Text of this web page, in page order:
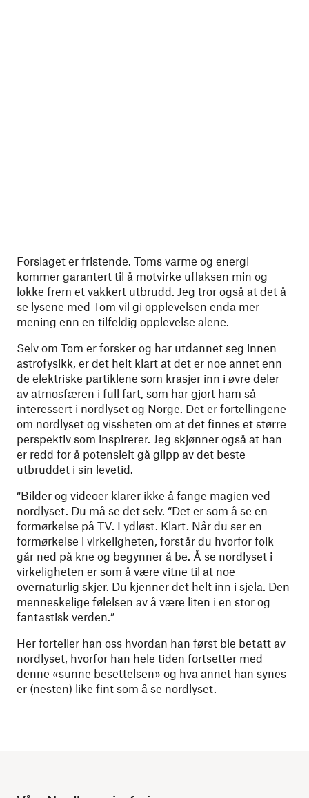
Forslaget er fristende. Toms varme og energi
kommer garantert til å motvirke uflaksen min og
lokke frem et vakkert utbrudd. Jeg tror også at det å
se lysene med Tom vil gi opplevelsen enda mer
mening enn en tilfeldig opplevelse alene.
Selv om Tom er forsker og har utdannet seg innen
astrofysikk, er det helt klart at det er noe annet enn
de elektriske partiklene som krasjer inn i øvre deler
av atmosfæren i full fart, som har gjort ham så
interessert i nordlyset og Norge. Det er fortellingene
om nordlyset og vissheten om at det finnes et større
perspektiv som inspirerer. Jeg skjønner også at han
er redd for å potensielt gå glipp av det beste
utbruddet i sin levetid.
“Bilder og videoer klarer ikke å fange magien ved
nordlyset. Du må se det selv. “Det er som å se en
formørkelse på TV. Lydløst. Klart. Når du ser en
formørkelse i virkeligheten, forstår du hvorfor folk
går ned på kne og begynner å be. Å se nordlyset i
virkeligheten er som å være vitne til at noe
overnaturlig skjer. Du kjenner det helt inn i sjela. Den
menneskelige følelsen av å være liten i en stor og
fantastisk verden.”
Her forteller han oss hvordan han først ble betatt av
nordlyset, hvorfor han hele tiden fortsetter med
denne «sunne besettelsen» og hva annet han synes
er (nesten) like fint som å se nordlyset.